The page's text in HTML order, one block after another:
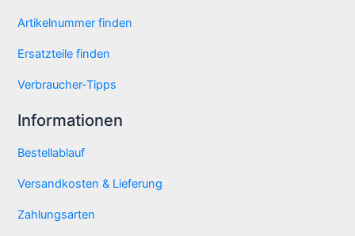
Artikelnummer finden
Ersatzteile finden
Verbraucher-Tipps
Informationen
Bestellablauf
Versandkosten & Lieferung
Zahlungsarten